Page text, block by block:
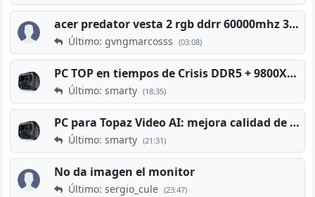
acer predator vesta 2 rgb ddrr 60000mhz 32gb x2 16gb
Último: gvngmarcosss (03:08)
PC TOP en tiempos de Crisis DDR5 + 9800X3D + RTX 5080 [2026][2400€]
Último: smarty (18:35)
PC para Topaz Video AI: mejora calidad de vídeos viejos
Último: smarty (21:31)
No da imagen el monitor
Último: sergio_cule (23:47)